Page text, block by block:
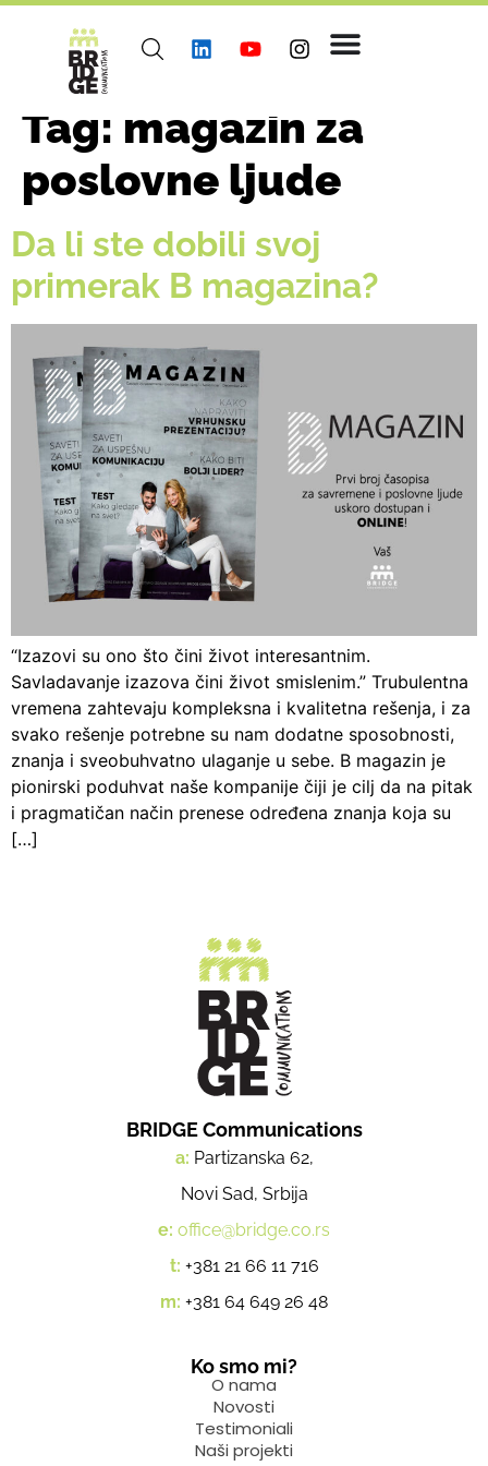
Tag: magazin za
poslovne ljude
Da li ste dobili svoj
primerak B magazina?
“Izazovi su ono što čini život interesantnim.
Savladavanje izazova čini život smislenim.” Trubulentna
vremena zahtevaju kompleksna i kvalitetna rešenja, i za
svako rešenje potrebne su nam dodatne sposobnosti,
znanja i sveobuhvatno ulaganje u sebe. B magazin je
pionirski poduhvat naše kompanije čiji je cilj da na pitak
i pragmatičan način prenese određena znanja koja su
[…]
BRIDGE Communications
a: Partizanska 62,
Novi Sad, Srbija
e: office@bridge.co.rs
t: +381 21 66 11 716
m: +381 64 649 26 48
Ko smo mi?
O nama
Novosti
Testimoniali
Naši projekti